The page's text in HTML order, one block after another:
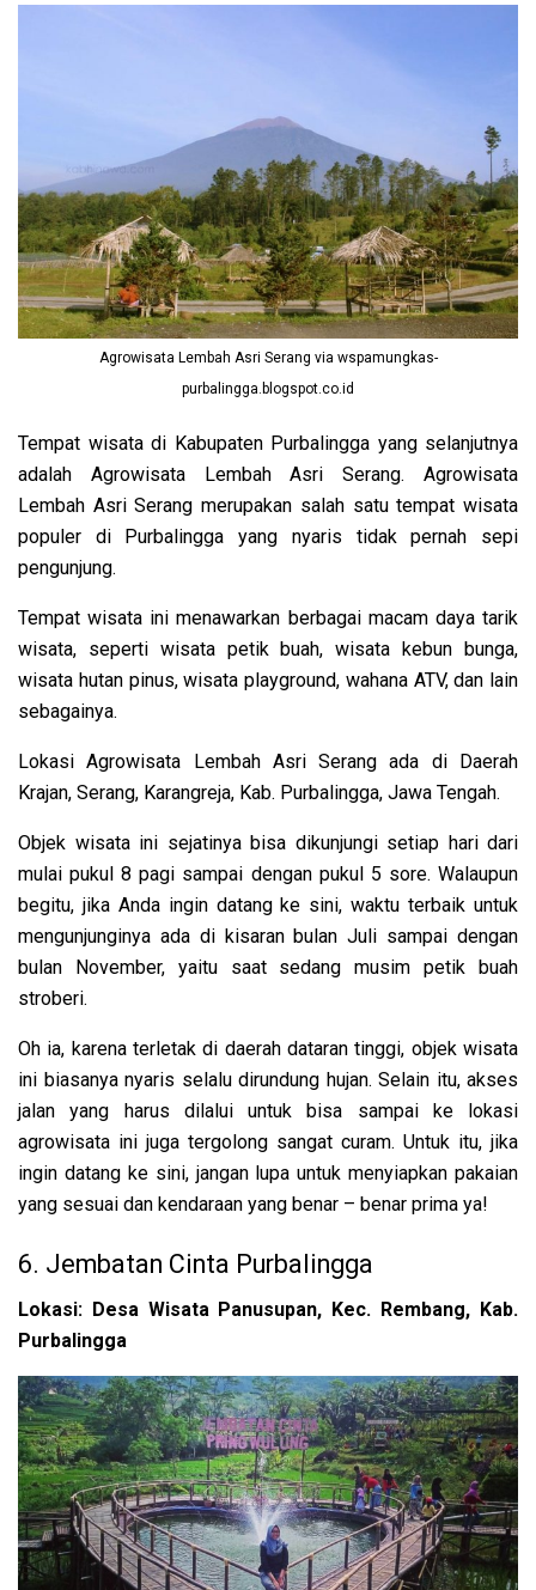
Agrowisata Lembah Asri Serang via wspamungkas-
purbalingga.blogspot.co.id
Tempat wisata di Kabupaten Purbalingga yang selanjutnya
adalah Agrowisata Lembah Asri Serang. Agrowisata
Lembah Asri Serang merupakan salah satu tempat wisata
populer di Purbalingga yang nyaris tidak pernah sepi
pengunjung.
Tempat wisata ini menawarkan berbagai macam daya tarik
wisata, seperti wisata petik buah, wisata kebun bunga,
wisata hutan pinus, wisata playground, wahana ATV, dan lain
sebagainya.
Lokasi Agrowisata Lembah Asri Serang ada di Daerah
Krajan, Serang, Karangreja, Kab. Purbalingga, Jawa Tengah.
Objek wisata ini sejatinya bisa dikunjungi setiap hari dari
mulai pukul 8 pagi sampai dengan pukul 5 sore. Walaupun
begitu, jika Anda ingin datang ke sini, waktu terbaik untuk
mengunjunginya ada di kisaran bulan Juli sampai dengan
bulan November, yaitu saat sedang musim petik buah
stroberi.
Oh ia, karena terletak di daerah dataran tinggi, objek wisata
ini biasanya nyaris selalu dirundung hujan. Selain itu, akses
jalan yang harus dilalui untuk bisa sampai ke lokasi
agrowisata ini juga tergolong sangat curam. Untuk itu, jika
ingin datang ke sini, jangan lupa untuk menyiapkan pakaian
yang sesuai dan kendaraan yang benar – benar prima ya!
6. Jembatan Cinta Purbalingga
Lokasi: Desa Wisata Panusupan, Kec. Rembang, Kab.
Purbalingga